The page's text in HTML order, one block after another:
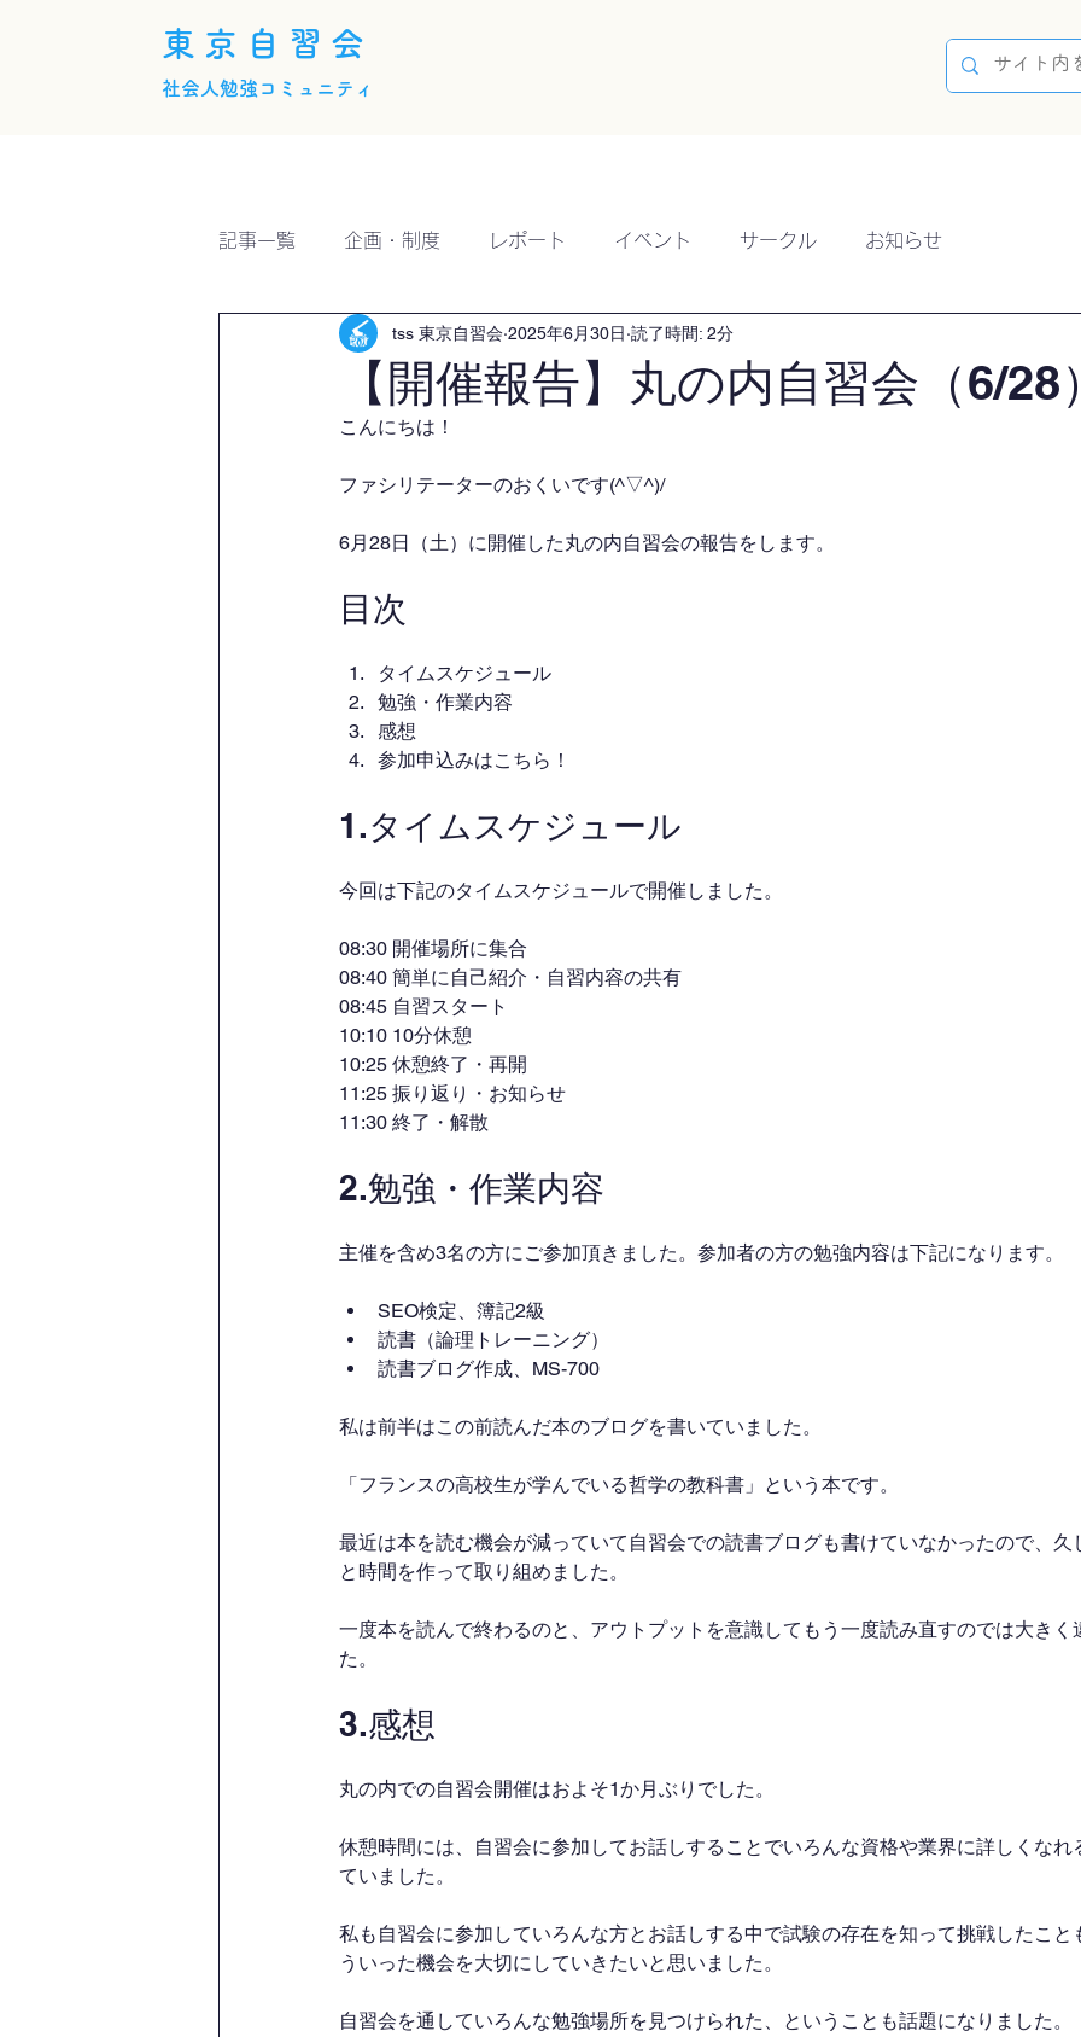
東京自習会
社会人勉強コミュニティ
記事一覧 企画・制度 レポート イベント サークル お知らせ
【開催報告】丸の内自習会（6/28）
tss 東京自習会 2025年6月30日 読了時間: 2分
こんにちは！
ファシリテーターのおくいです(^▽^)/
6月28日（土）に開催した丸の内自習会の報告をします。
目次
タイムスケジュール
勉強・作業内容
感想
参加申込みはこちら！
1.タイムスケジュール
今回は下記のタイムスケジュールで開催しました。
08:30 開催場所に集合
08:40 簡単に自己紹介・自習内容の共有
08:45 自習スタート
10:10 10分休憩
10:25 休憩終了・再開
11:25 振り返り・お知らせ
11:30 終了・解散
2.勉強・作業内容
主催を含め3名の方にご参加頂きました。参加者の方の勉強内容は下記になります。
SEO検定、簿記2級
読書（論理トレーニング）
読書ブログ作成、MS-700
私は前半はこの前読んだ本のブログを書いていました。
「フランスの高校生が学んでいる哲学の教科書」という本です。
最近は本を読む機会が減っていて自習会での読書ブログも書けていなかったので、久
と時間を作って取り組めました。
一度本を読んで終わるのと、アウトプットを意識してもう一度読み直すのでは大きく
た。
3.感想
丸の内での自習会開催はおよそ1か月ぶりでした。
休憩時間には、自習会に参加してお話しすることでいろんな資格や業界に詳しくなれ
ていました。
私も自習会に参加していろんな方とお話しする中で試験の存在を知って挑戦したこと
ういった機会を大切にしていきたいと思いました。
自習会を通していろんな勉強場所を見つけられた、ということも話題になりました。